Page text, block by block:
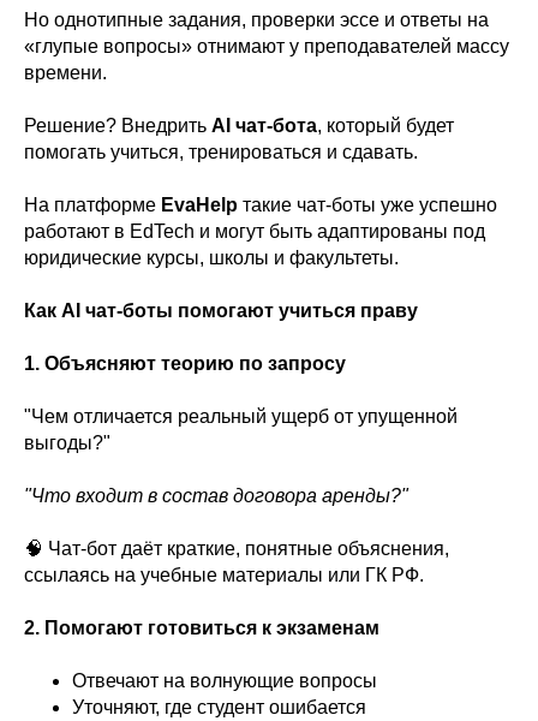
Но однотипные задания, проверки эссе и ответы на
«глупые вопросы» отнимают у преподавателей массу
времени.
Решение? Внедрить AI чат-бота, который будет
помогать учиться, тренироваться и сдавать.
На платформе EvaHelp такие чат-боты уже успешно
работают в EdTech и могут быть адаптированы под
юридические курсы, школы и факультеты.
Как AI чат-боты помогают учиться праву
1. Объясняют теорию по запросу
"Чем отличается реальный ущерб от упущенной
выгоды?"
"Что входит в состав договора аренды?"
🧠 Чат-бот даёт краткие, понятные объяснения,
ссылаясь на учебные материалы или ГК РФ.
2. Помогают готовиться к экзаменам
Отвечают на волнующие вопросы
Уточняют, где студент ошибается